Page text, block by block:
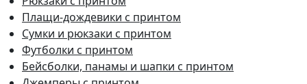
Плащи-дождевики с принтом
Сумки и рюкзаки с принтом
Футболки с принтом
Бейсболки, панамы и шапки с принтом